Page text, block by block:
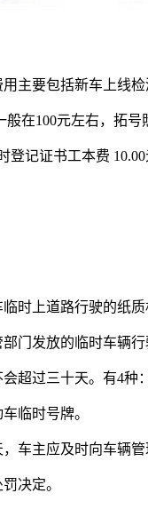
主要包括新车上线
在100元左右，拓
登记证书工本费
时上道路行驶的纸
门发放的临时车辆
超过三十天。有4种
临时号牌。
车主应及时向车辆
决定。